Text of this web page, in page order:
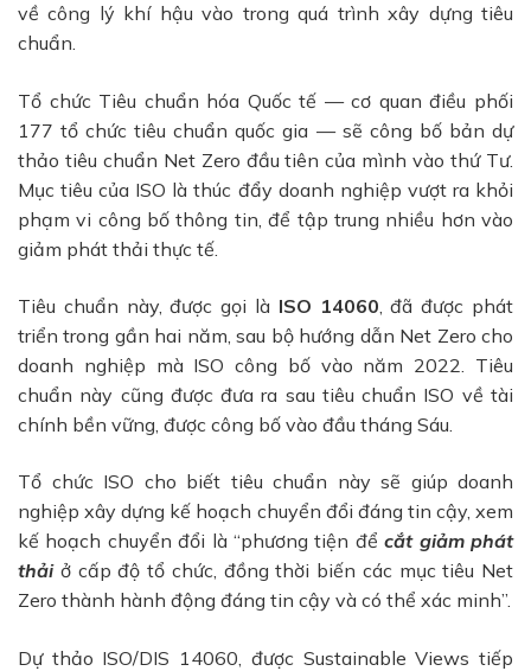
vềcông lý khí hậu vào trong quá trình xây dựng tiêu
chuẩn.
Tổ chức Tiêu chuẩn hóa Quốc tế — cơ quan điều phối
177 tổ chức tiêu chuẩn quốc gia — sẽ công bố bản dự
thảo tiêu chuẩn Net Zero đầu tiên của mình vào thứ Tư.
Mục tiêu của ISO là thúc đẩy doanh nghiệp vượt ra khỏi
phạm vi công bố thông tin, để tập trung nhiều hơn vào
giảm phát thải thực tế.
Tiêu chuẩn này, được gọi là ISO 14060 , đã được phát
triển trong gần hai năm, sau bộ hướng dẫn Net Zero cho
doanh nghiệp mà ISO công bố vào năm 2022. Tiêu
chuẩn này cũng được đưa ra sau tiêu chuẩn ISO về tài
chính bền vững , được công bố vào đầu tháng Sáu.
Tổ chức ISO cho biết tiêu chuẩn này sẽ giúp doanh
nghiệp xây dựng kế hoạch chuyển đổi đáng tin cậy, xem
kế hoạch chuyển đổi là “phương tiện đểcắt giảm phát
thảiở cấp độ tổ chức, đồng thời biến các mục tiêu Net
Zero thành hành động đáng tin cậy và có thể xác minh”.
Dự thảo ISO/DIS 14060, được Sustainable Views tiếp